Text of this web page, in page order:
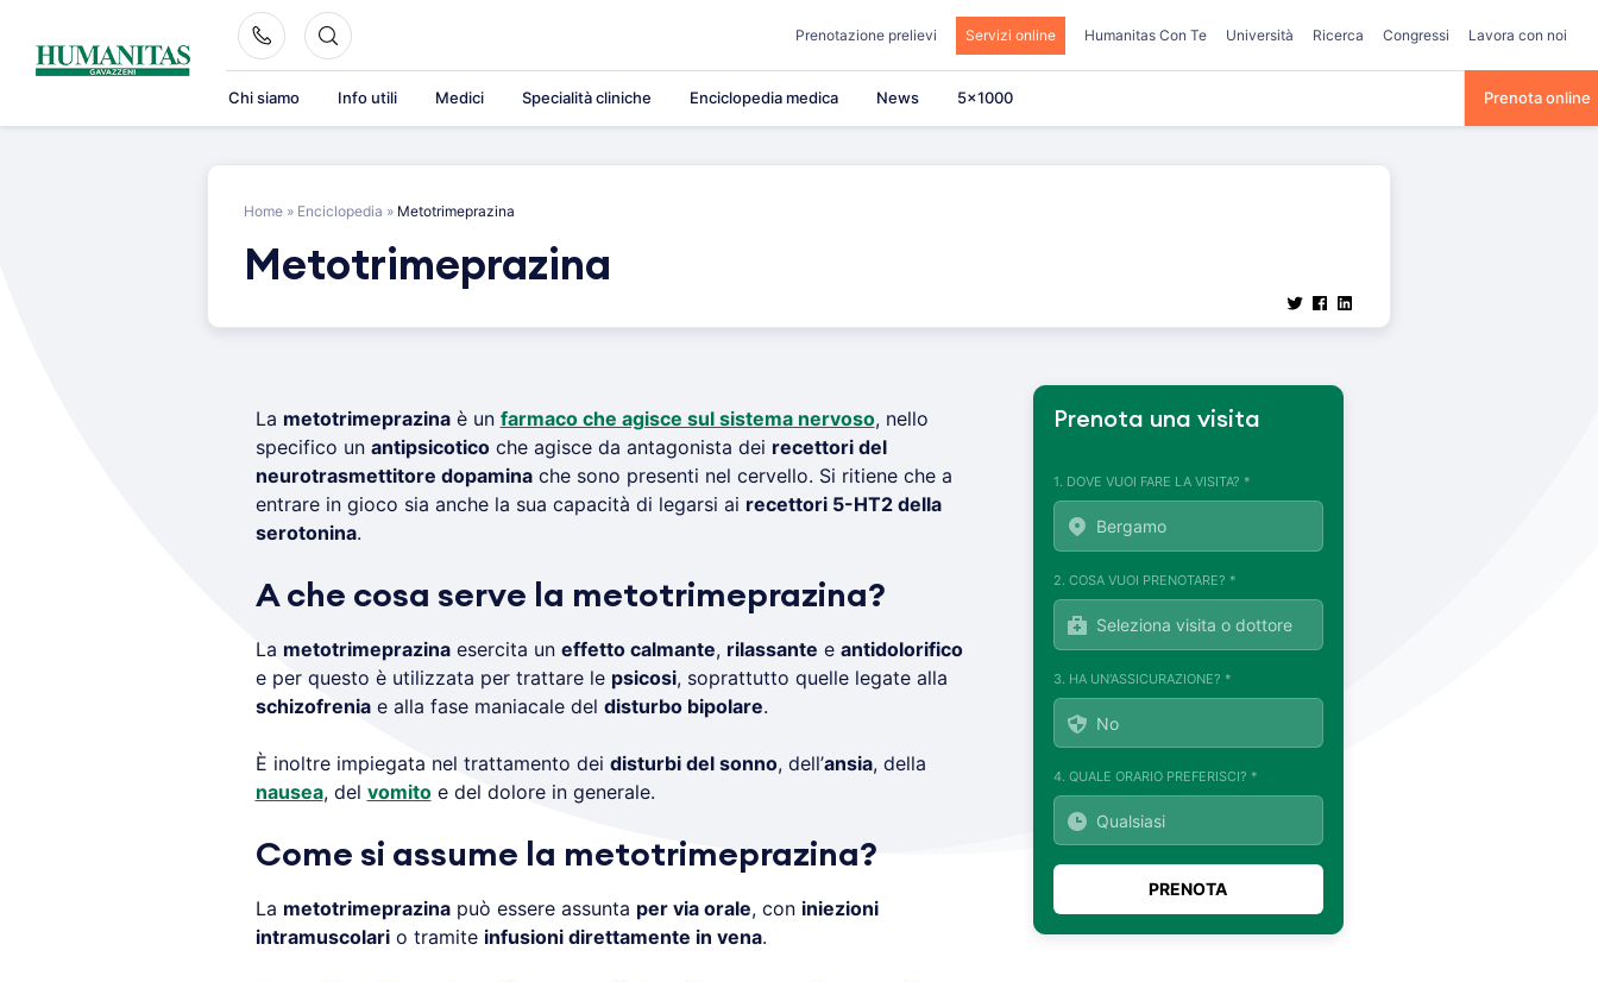
content
Prenotazione prelievi Servizi online Humanitas Con Te Università Ricerca Congressi Lavora con noi
Chi siamo Info utili Medici Specialità cliniche Enciclopedia medica News 5×1000 Prenota online
Home » Enciclopedia » Metotrimeprazina
Metotrimeprazina
La metotrimeprazinaè un farmaco che agisce sul sistema nervoso, nello
specifico un antipsicoticoche agisce da antagonista dei recettori del
neurotrasmettitore dopaminache sono presenti nel cervello. Si ritiene che a
entrare in gioco sia anche la sua capacità di legarsi ai recettori 5-HT2 della
serotonina.
A che cosa serve la metotrimeprazina?
La metotrimeprazinaesercita un effetto calmante, rilassante e antidolorifico
e per questo è utilizzata per trattare le psicosi, soprattutto quelle legate alla
schizofreniae alla fase maniacale del disturbo bipolare.
È inoltre impiegata nel trattamento dei disturbi del sonno, dell’ansia, della
nausea, del vomitoe del dolore in generale.
Come si assume la metotrimeprazina?
La metotrimeprazinapuò essere assunta per via orale, con iniezioni
intramuscolario tramite infusioni direttamente in vena.
Prenota una visita
1. DOVE VUOI FARE LA VISITA? *
2. COSA VUOI PRENOTARE? *
3. HA UN'ASSICURAZIONE? *
4. QUALE ORARIO PREFERISCI? *